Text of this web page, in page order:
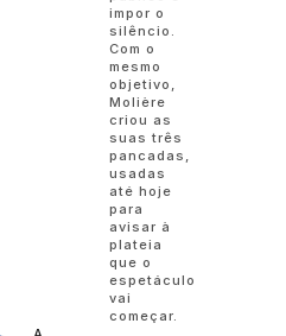
impor o
silêncio.
Com o
mesmo
objetivo,
Molière
criou as
suas três
pancadas,
usadas
até hoje
para
avisar à
plateia
que o
espetáculo
vai
começar.